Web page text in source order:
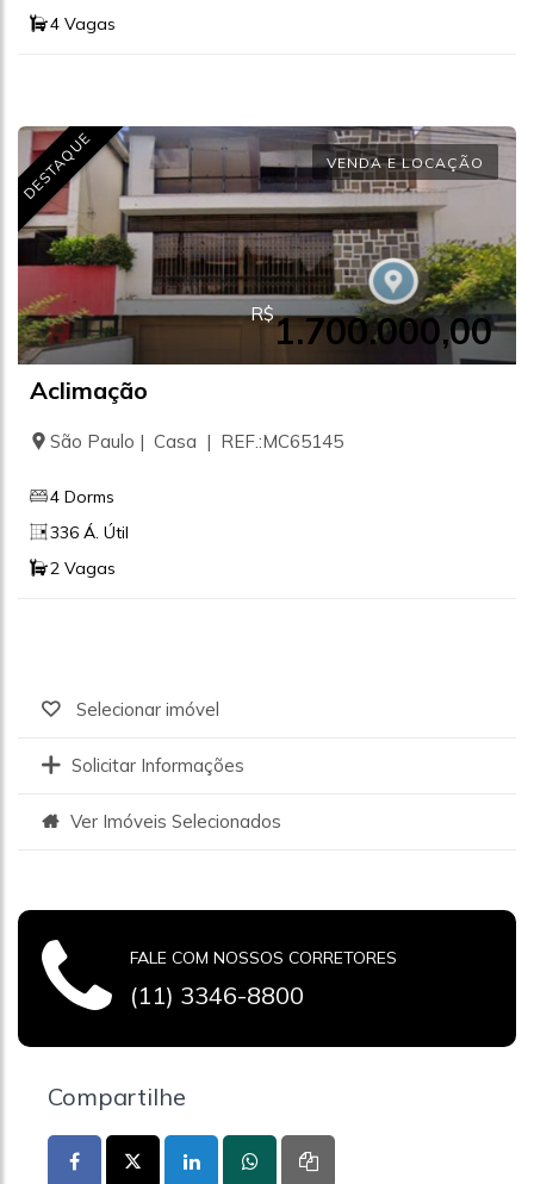
4 Vagas
DESTAQUE VENDA E LOCAÇÃO
R$1.700.000,00
Aclimação
São Paulo | Casa | REF.:MC65145
4 Dorms
336 Á. Útil
2 Vagas
Selecionar imóvel
Solicitar Informações
Ver Imóveis Selecionados
FALE COM NOSSOS CORRETORES
(11) 3346-8800
Compartilhe